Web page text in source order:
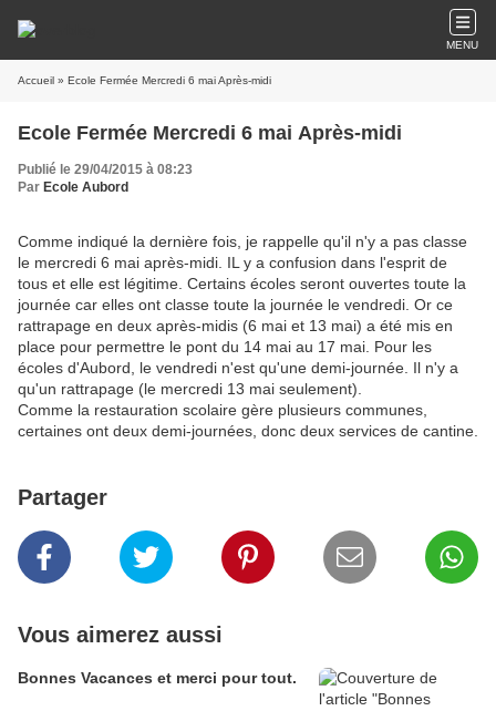
MENU
Accueil » Ecole Fermée Mercredi 6 mai Après-midi
Ecole Fermée Mercredi 6 mai Après-midi
Publié le 29/04/2015 à 08:23
Par Ecole Aubord
Comme indiqué la dernière fois, je rappelle qu'il n'y a pas classe
le mercredi 6 mai après-midi. IL y a confusion dans l'esprit de
tous et elle est légitime. Certains écoles seront ouvertes toute la
journée car elles ont classe toute la journée le vendredi. Or ce
rattrapage en deux après-midis (6 mai et 13 mai) a été mis en
place pour permettre le pont du 14 mai au 17 mai. Pour les
écoles d'Aubord, le vendredi n'est qu'une demi-journée. Il n'y a
qu'un rattrapage (le mercredi 13 mai seulement).
Comme la restauration scolaire gère plusieurs communes,
certaines ont deux demi-journées, donc deux services de cantine.
Partager
Vous aimerez aussi
Bonnes Vacances et merci pour tout.